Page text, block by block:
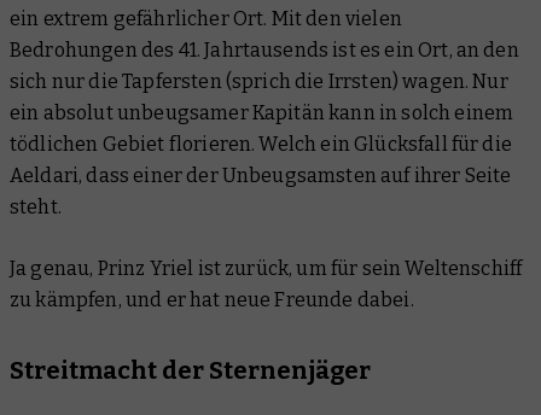
ein extrem gefährlicher Ort. Mit den vielen
Bedrohungen des 41. Jahrtausends ist es ein Ort, an den
sich nur die Tapfersten (sprich die Irrsten) wagen. Nur
ein absolut unbeugsamer Kapitän kann in solch einem
tödlichen Gebiet florieren. Welch ein Glücksfall für die
Aeldari, dass einer der Unbeugsamsten auf ihrer Seite
steht.
Ja genau, Prinz Yriel ist zurück, um für sein Weltenschiff
zu kämpfen, und er hat neue Freunde dabei.
Streitmacht der Sternenjäger